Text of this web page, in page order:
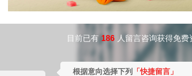
目前已有 186 人留言咨询获得免费
根据意向选择下列 「快捷留言」